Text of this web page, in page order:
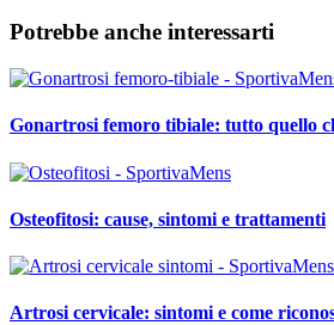
Potrebbe anche interessarti
Gonartrosi femoro tibiale: tutto quello
Osteofitosi: cause, sintomi e trattamenti
Artrosi cervicale: sintomi e come